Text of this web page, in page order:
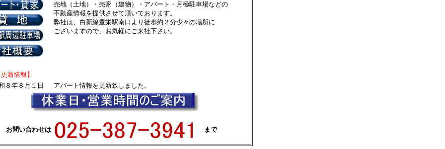
売地（土地）・売家（建物）・アパート・月極駐車場などの
不動産情報を提供させて頂いております。
弊社は、白新線豊栄駅南口より徒歩約２分少々の場所に
ございますので、お気軽にご来社下さい。
情報】
８年８月１日
アパート情報を更新致しました。
お問い合わせは まで